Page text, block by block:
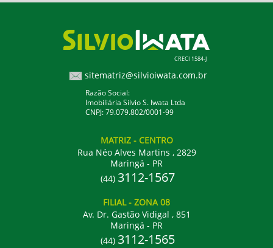
CRECI 1584-J
sitematriz@silvioiwata.com.br
Razão Social:
Imobiliária Silvio S. Iwata Ltda
CNPJ: 79.079.802/0001-99
MATRIZ - CENTRO
Rua Néo Alves Martins , 2829
Maringá - PR
(44) 3112-1567
FILIAL- ZONA 08
Av. Dr. Gastão Vidigal , 851
Maringá - PR
(44) 3112-1565